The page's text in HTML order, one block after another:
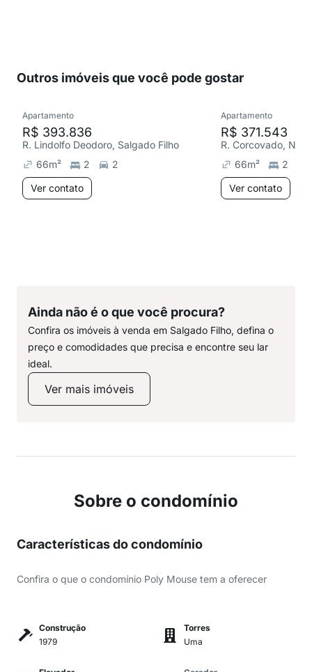
Outros imóveis que você pode gostar
Apartamento
R$ 393.836
R. Lindolfo Deodoro, Salgado Filho
66m² 2
2
Ver contato
Apartamento
R$ 371.543
R. Corcovado,
66m² 2
Ver contato
Ainda não é o que você procura?
Confira os imóveis à venda em Salgado Filho, defina o
preço e comodidades que precisa e encontre seu lar
ideal.
Ver mais imóveis
Sobre o condomínio
Características do condomínio
Confira o que o condomínio Poly Mouse tem a oferecer
Construção
1979
Torres
Uma